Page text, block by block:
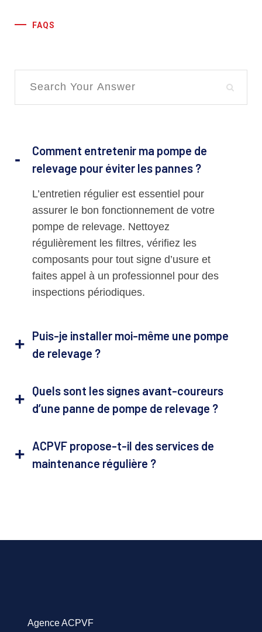
FAQS
Comment entretenir ma pompe de
relevage pour éviter les pannes ?
L’entretien régulier est essentiel pour
assurer le bon fonctionnement de votre
pompe de relevage. Nettoyez
régulièrement les filtres, vérifiez les
composants pour tout signe d’usure et
faites appel à un professionnel pour des
inspections périodiques.
Puis-je installer moi-même une pompe
de relevage ?
Quels sont les signes avant-coureurs
d’une panne de pompe de relevage ?
ACPVF propose-t-il des services de
maintenance régulière ?
Agence ACPVF